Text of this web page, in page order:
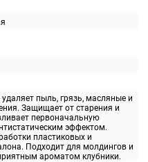
пыль, грязь, масляные и
Защищает от старения и
первоначальную
эффектом.
пластиковых и
Подходит для молдингов и
ароматом клубники.